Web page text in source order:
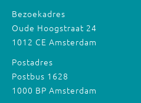
Bezoekadres
Oude Hoogstraat 24
1012 CE Amsterdam
Postadres
Postbus 1628
1000 BP Amsterdam